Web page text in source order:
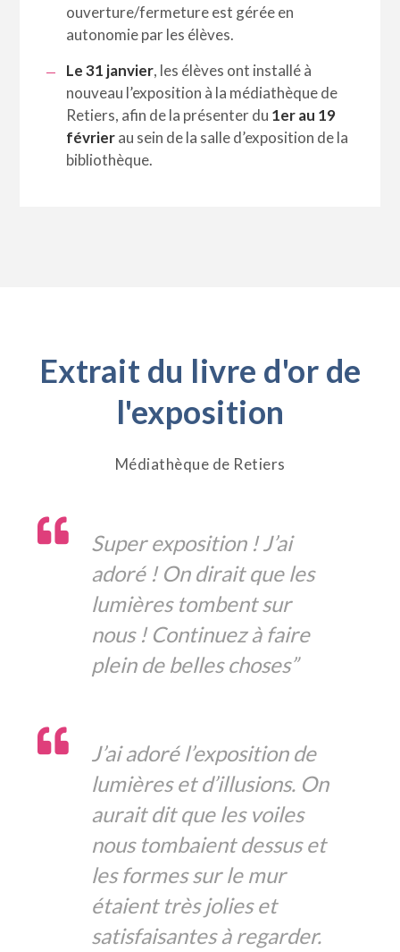
ouverture/fermeture est gérée en
autonomie par les élèves.
Le 31 janvier, les élèves ont installé à
nouveau l’exposition à la médiathèque de
Retiers, afin de la présenter du 1er au 19
févrierau sein de la salle d’exposition de la
bibliothèque.
Extrait du livre d'or de
l'exposition
Médiathèque de Retiers
Super exposition ! J’ai
adoré ! On dirait que les
lumières tombent sur
nous ! Continuez à faire
plein de belles choses”
J’ai adoré l’exposition de
lumières et d’illusions. On
aurait dit que les voiles
nous tombaient dessus et
les formes sur le mur
étaient très jolies et
satisfaisantes à regarder.